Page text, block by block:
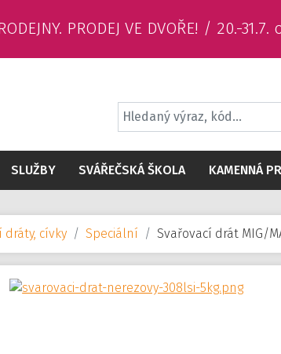
PRODEJ VE DVOŘE! / 20.-
SLUŽBY SVÁŘEČSKÁ ŠKOLA KAMENNÁ
dráty, cívky Speciální Svařovací drát MIG/